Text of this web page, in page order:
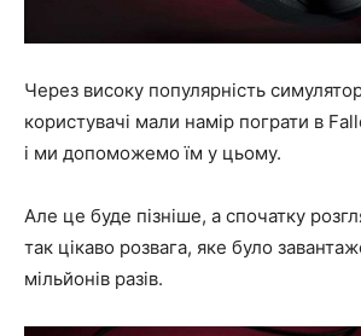
Через високу популярність
користувачі мали намір пограти в
і ми допоможемо їм у цьому.
Але це буде пізніше, а спочатку
так цікаво розвага, яке було
мільйонів разів.